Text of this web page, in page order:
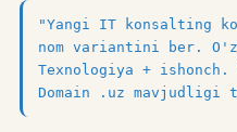
"Yangi IT konsalting
nom variantini ber.
Texnologiya +
Domain .uz mavjudligi